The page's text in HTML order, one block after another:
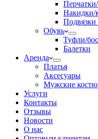
Подвязки
Обувь
Туфли/
Балетки
Аренда
Платья
Аксесуары
Мужские
Услуги
Контакты
Отзывы
Новости
О нас